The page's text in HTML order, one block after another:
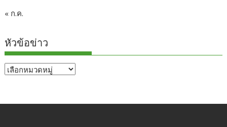
« ก.ค.
หัวข้อข่าว
หัวข้อ